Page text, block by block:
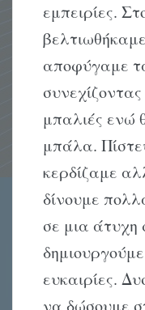
εμπειρίες.
αποφύγαμε
μπαλιές ενώ
μπάλα.
κερδίζαμε
δίνουμε
σε μια
ευκαιρίες.